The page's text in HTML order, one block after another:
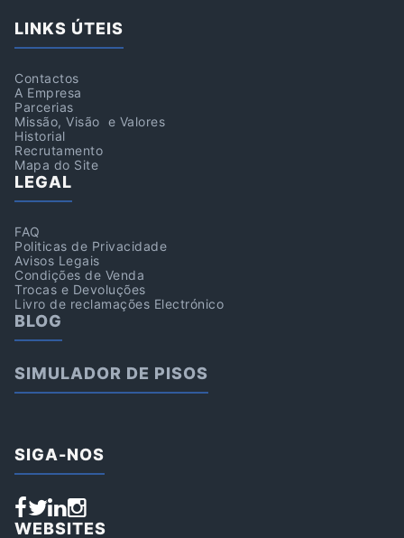
LINKS ÚTEIS
Contactos
A Empresa
Parcerias
Missão, Visão e Valores
Historial
Recrutamento
Mapa do Site
LEGAL
FAQ
Politicas de Privacidade
Avisos Legais
Condições de Venda
Trocas e Devoluções
Livro de reclamações Electrónico
BLOG
SIMULADOR DE PISOS
SIGA-NOS
WEBSITES